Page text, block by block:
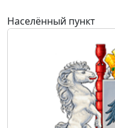
Населённый пункт